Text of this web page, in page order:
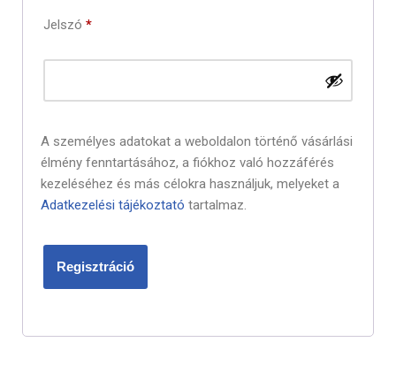
Jelszó *
A személyes adatokat a weboldalon történő vásárlási
élmény fenntartásához, a fiókhoz való hozzáférés
kezeléséhez és más célokra használjuk, melyeket a
Adatkezelési tájékoztató tartalmaz.
Regisztráció